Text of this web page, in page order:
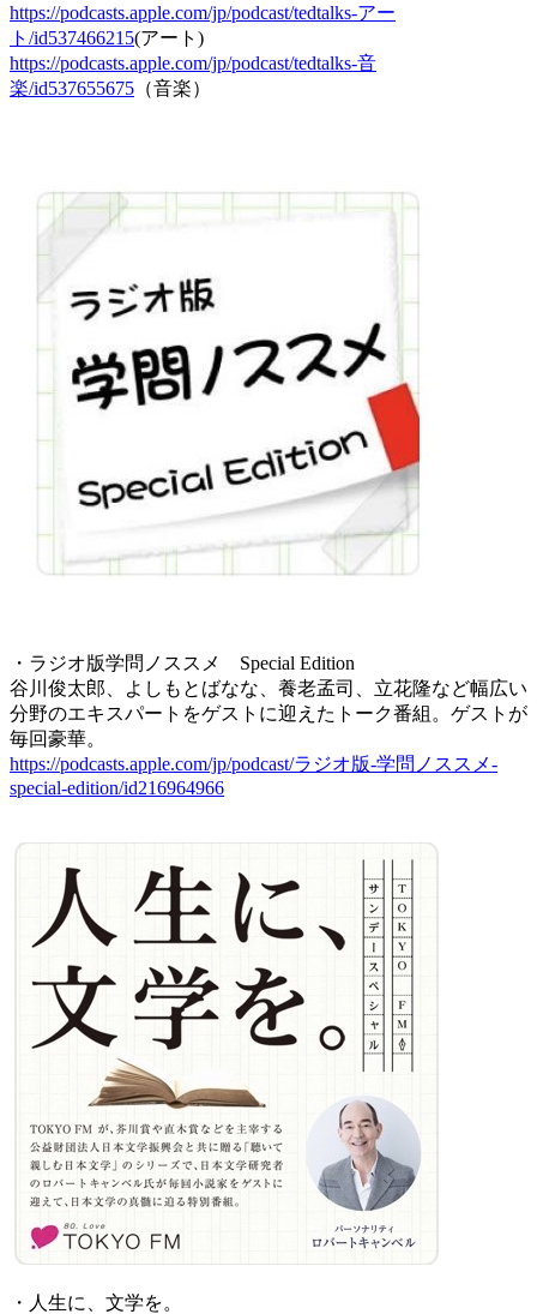
https://podcasts.apple.com/jp/podcast/tedtalks-アー
ト/id537466215(アート)
https://podcasts.apple.com/jp/podcast/tedtalks-音
楽/id537655675 （音楽）
・ラジオ版学問ノススメ Special Edition
谷川俊太郎、よしもとばなな、養老孟司、立花隆など幅広い
分野のエキスパートをゲストに迎えたトーク番組。ゲストが
毎回豪華。
https://podcasts.apple.com/jp/podcast/ラジオ版-学問ノススメ-
special-edition/id216964966
・人生に、文学を。